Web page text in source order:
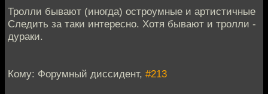
Тролли бывают (иногда) остроумные и артистичные
Следить за таки интересно. Хотя бывают и тролли -
дураки.
Кому: Форумный диссидент, #213